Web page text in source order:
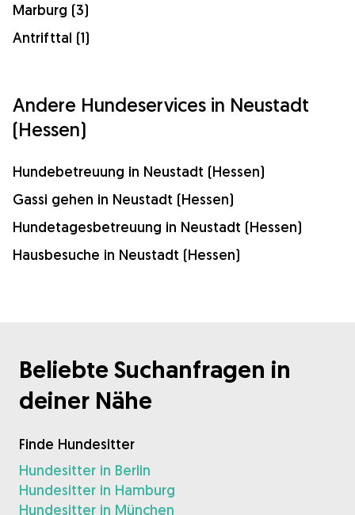
Marburg (3)
Antrifttal (1)
Andere Hundeservices in Neustadt
(Hessen)
Hundebetreuung in Neustadt (Hessen)
Gassi gehen in Neustadt (Hessen)
Hundetagesbetreuung in Neustadt (Hessen)
Hausbesuche in Neustadt (Hessen)
Beliebte Suchanfragen in
deiner Nähe
Finde Hundesitter
Hundesitter in Berlin
Hundesitter in Hamburg
Hundesitter in München